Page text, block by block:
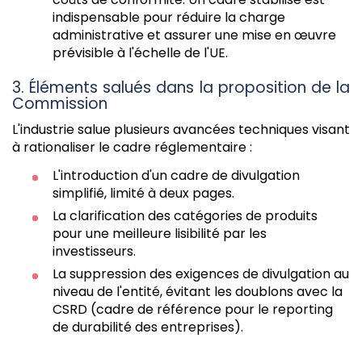
indispensable pour réduire la charge
administrative et assurer une mise en œuvre
prévisible à l'échelle de l'UE.
3. Éléments salués dans la proposition de la
Commission
L'industrie salue plusieurs avancées techniques visant
à rationaliser le cadre réglementaire :
L'introduction d'un cadre de divulgation
simplifié, limité à deux pages.
La clarification des catégories de produits
pour une meilleure lisibilité par les
investisseurs.
La suppression des exigences de divulgation au
niveau de l'entité, évitant les doublons avec la
CSRD (cadre de référence pour le reporting
de durabilité des entreprises).